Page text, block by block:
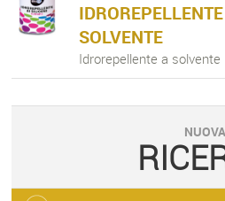
SOLVENTE
Idrorepellente a solvente
NUOVA